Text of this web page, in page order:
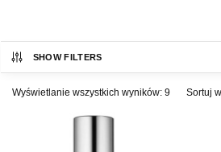
SHOW FILTERS
Wyświetlanie wszystkich wyników: 9